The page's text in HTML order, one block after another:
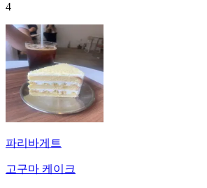
4
파리바게트
고구마 케이크